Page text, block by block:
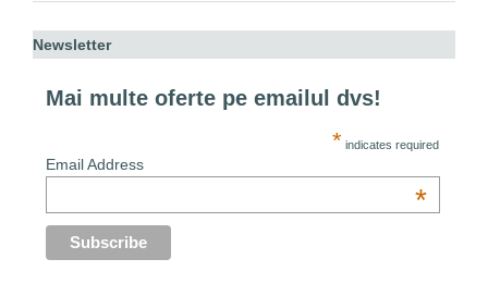
Newsletter
Mai multe oferte pe emailul dvs!
* indicates required
Email Address
*